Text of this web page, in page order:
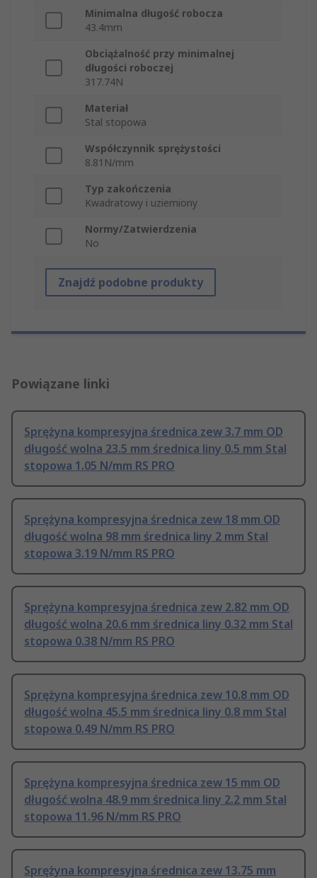
Minimalna długość robocza
43.4mm
Obciążalność przy minimalnej
długości roboczej
317.74N
Materiał
Stal stopowa
Współczynnik sprężystości
8.81N/mm
Typ zakończenia
Kwadratowy i uziemiony
Normy/Zatwierdzenia
No
Znajdź podobne produkty
Powiązane linki
Sprężyna kompresyjna średnica zew 3.7 mm OD
długość wolna 23.5 mm średnica liny 0.5 mm Stal
stopowa 1.05 N/mm RS PRO
Sprężyna kompresyjna średnica zew 18 mm OD
długość wolna 98 mm średnica liny 2 mm Stal
stopowa 3.19 N/mm RS PRO
Sprężyna kompresyjna średnica zew 2.82 mm OD
długość wolna 20.6 mm średnica liny 0.32 mm Stal
stopowa 0.38 N/mm RS PRO
Sprężyna kompresyjna średnica zew 10.8 mm OD
długość wolna 45.5 mm średnica liny 0.8 mm Stal
stopowa 0.49 N/mm RS PRO
Sprężyna kompresyjna średnica zew 15 mm OD
długość wolna 48.9 mm średnica liny 2.2 mm Stal
stopowa 11.96 N/mm RS PRO
Sprężyna kompresyjna średnica zew 13.75 mm